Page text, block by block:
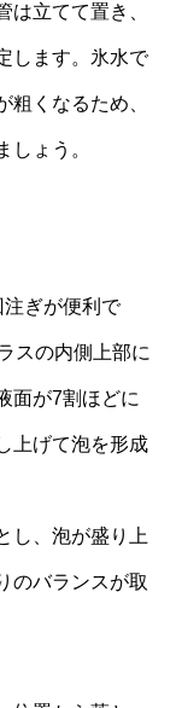
立てて置き、
します。氷水で
くなるため、
しょう。
ぎが便利で
スの内側上部に
面が7割ほどに
上げて泡を形成
し、泡が盛り上
のバランスが取